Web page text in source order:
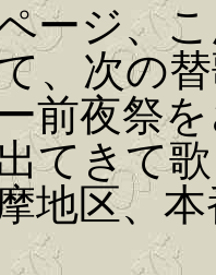
ージ、
、次の
前夜祭
てきて
地区、